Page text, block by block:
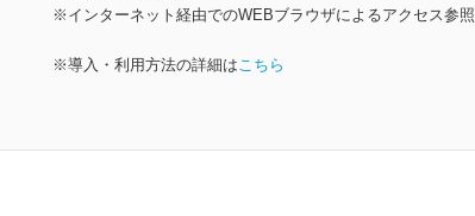
※インターネット経由でのWEBブラウザによるアクセス参照
※導入・利用方法の詳細はこちら